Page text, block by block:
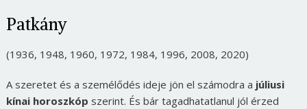
Patkány
(1936, 1948, 1960, 1972, 1984, 1996, 2008, 2020)
A szeretet és a személődés ideje jön el számodra a júliusi
kínai horoszkóp szerint. És bár tagadhatatlanul jól érzed